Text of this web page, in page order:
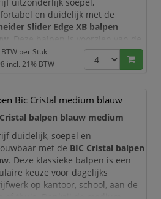
en duidelijk met de
Slider Edge XB balpen
. Deze balpen is voorzien van de
Viscoglide® technologie,
de pen zacht en vloeiend
voor dagelijks schrijfwerk op
school, thuis of onderweg.
Slider Edge heeft een
per Stuk
incl. 21% BTW
Bic Cristal medium blauw
balpen blauw medium
duidelijk, soepel en
met de BIC Cristal balpen
. Deze klassieke balpen is een
keuze voor dagelijks
op kantoor, school, aan de